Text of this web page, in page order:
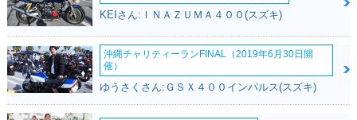
KEIさん:ＩＮＡＺＵＭＡ４００(スズキ)
沖縄チャリティーランFINAL（2019年6月30日開
催）
ゆうさくさん:ＧＳＸ４００インパルス(スズキ)